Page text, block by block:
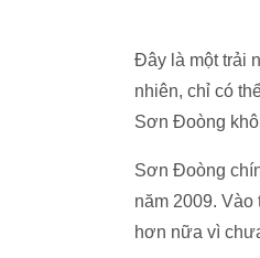
Đây là một trải
nhiên, chỉ có
Sơn Đoòng
Sơn Đoòng
năm 2009.
hơn nữa vì